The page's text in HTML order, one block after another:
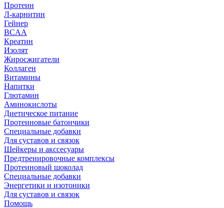
Протеин
Л-карнитин
Гейнер
BCAA
Креатин
Изолят
Жиросжигатели
Коллаген
Витамины
Напитки
Глютамин
Аминокислоты
Диетическое питание
Протеиновые батончики
Специальные добавки
Для суставов и связок
Шейкеры и акссесуары
Предтренировочные комплексы
Протеиновый шоколад
Специальные добавки
Энергетики и изотоники
Для суставов и связок
Помощь